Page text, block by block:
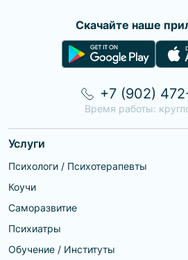
Скачайте наше
Услуги
Психологи / Психотерапевты
Коучи
Саморазвитие
Психиатры
Обучение / Институты
+7 (902)
Время работы: